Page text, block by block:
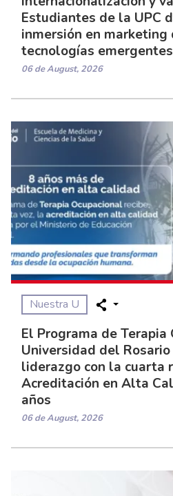
Estudiantes de la UPC
inmersión en
tecnologías
06 de August, 2026
Nuestra U
El Programa de
Universidad del
liderazgo con la cuarta
Acreditación en Alta
años
06 de August, 2026